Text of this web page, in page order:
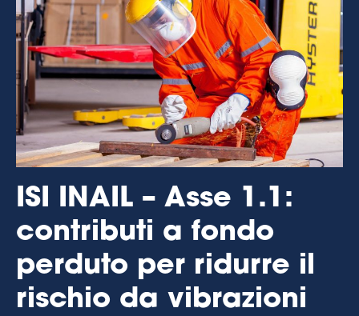
ISI INAIL – Asse 1.1:
contributi a fondo
perduto per ridurre il
rischio da vibrazioni